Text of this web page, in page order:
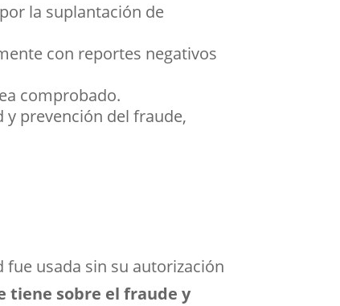
la suplantación de
con reportes negativos
comprobado.
y prevención del fraude,
fue usada sin su autorización
tiene sobre el fraude y